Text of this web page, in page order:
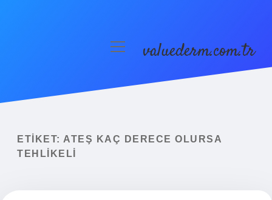
Yasal Uyarı
menüyüvaluederm.com.tr
ETIKET: ATEŞ KAÇ DERECE OLURSA
TEHLIKELI